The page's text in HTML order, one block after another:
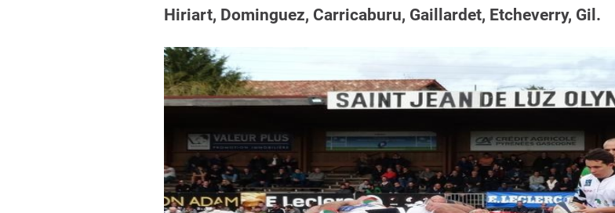
Hiriart, Dominguez, Carricaburu, Gaillardet, Etcheverry, Gil.